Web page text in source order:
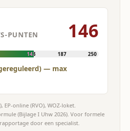
PUNTEN 146
143 187 250
— max
EP-online (RVO), WOZ-loket.
(Bijlage I Uhw 2026). Voor formele
door een specialist.